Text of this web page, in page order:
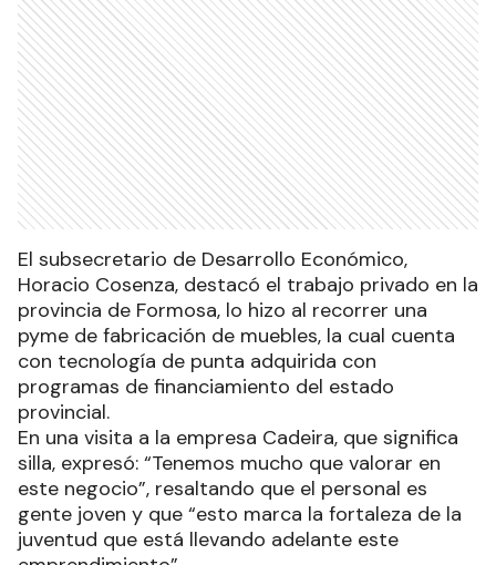
El subsecretario de Desarrollo Económico,
Horacio Cosenza, destacó el trabajo privado en la
provincia de Formosa, lo hizo al recorrer una
pyme de fabricación de muebles, la cual cuenta
con tecnología de punta adquirida con
programas de financiamiento del estado
provincial.
En una visita a la empresa Cadeira, que significa
silla, expresó: “Tenemos mucho que valorar en
este negocio”, resaltando que el personal es
gente joven y que “esto marca la fortaleza de la
juventud que está llevando adelante este